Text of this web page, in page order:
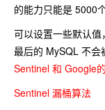
的能力只能是 5000
可以设置一些默认
最后的 MySQL 不会
Sentinel 和 Google
Sentinel 漏桶算法